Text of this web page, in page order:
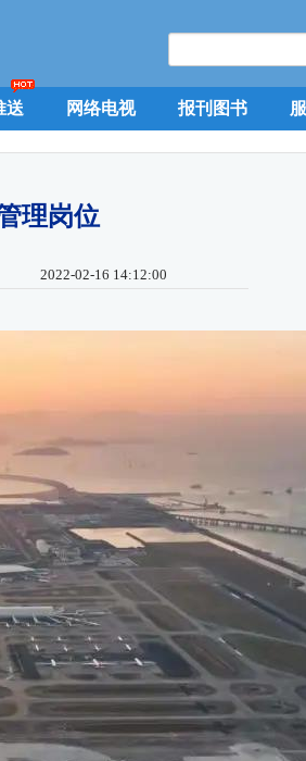
送 网络电视 报刊图书
理岗位
2022-02-16 14:12:00